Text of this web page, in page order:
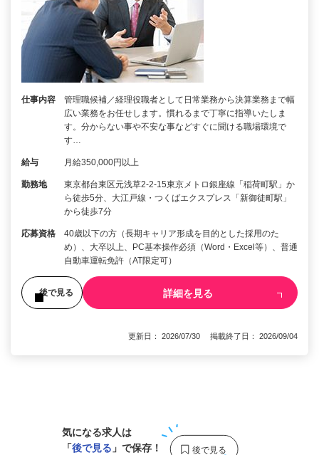
仕事内容
管理職候補／経理役職者として日常業務から決算業務まで幅
広い業務をお任せします。慣れるまで丁寧に指導いたしま
す。分からない事や不安な事などすぐに聞ける職場環境で
す…
給与 月給350,000円以上
勤務地
東京都台東区元浅草2-2-15東京メトロ銀座線「稲荷町駅」か
ら徒歩5分、大江戸線・つくばエクスプレス「新御徒町駅」
から徒歩7分
応募資格
40歳以下の方（長期キャリア形成を目的とした採用のた
め）、大卒以上、PC基本操作必須（Word・Excel等）、普通
自動車運転免許（AT限定可）
後で見る 詳細を見る
更新日： 2026/07/30 掲載終了日： 2026/09/04
気になる求人は
「後で見る 」で保存！